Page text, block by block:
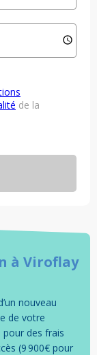
à Viroflay
nouveau
de votre
des frais
(9 900€ pour
de la